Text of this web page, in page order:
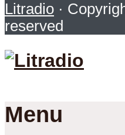
Litradio ·
reserved
Menu